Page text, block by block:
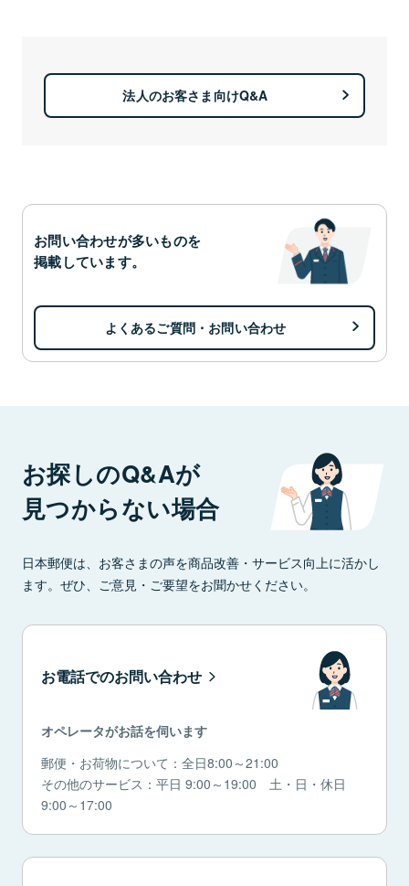
法人のお客さま向けQ&A
お問い合わせが多いものを
掲載しています。
よくあるご質問・お問い合わせ
お探しのQ&Aが
見つからない場合
日本郵便は、お客さまの声を商品改善・サービス向上に活かし
ます。ぜひ、ご意見・ご要望をお聞かせください。
お電話でのお問い合わせ
オペレータがお話を伺います
郵便・お荷物について：全日8:00～21:00
その他のサービス：平日 9:00～19:00 土・日・休日
9:00～17:00